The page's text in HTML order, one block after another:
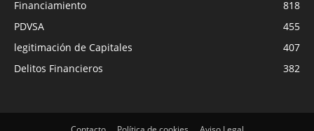
Financiamiento
818
PDVSA
455
legitimación de Capitales
407
Delitos Financieros
382